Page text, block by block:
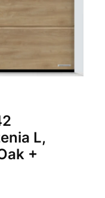
L,
+